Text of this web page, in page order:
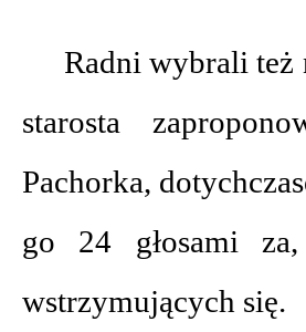
Radni wybrali też
starosta
Pachorka,
go 24 głosami
wstrzymujących się.